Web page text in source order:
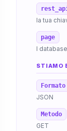
la tua
page
I
STIAMO
Formato
JSON
Metodo
GET